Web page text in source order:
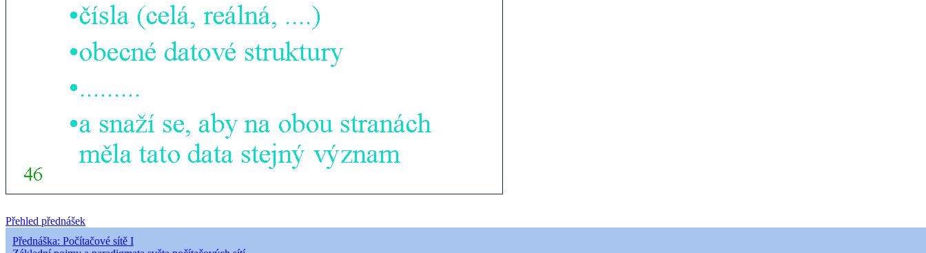
Přehled přednášek
Přednáška: Počítačové sítě I